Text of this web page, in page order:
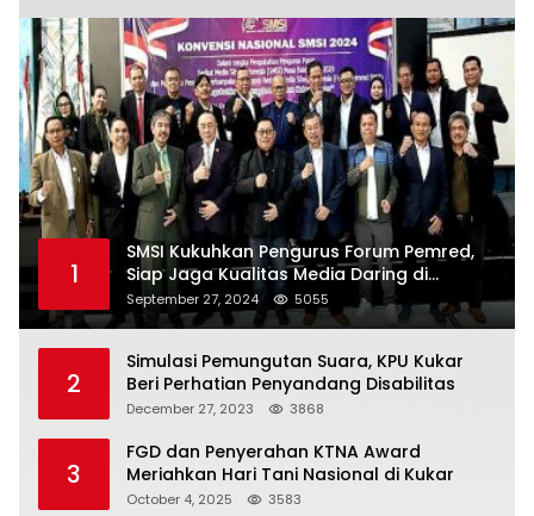
1
SMSI Kukuhkan Pengurus Forum Pemred,
Siap Jaga Kualitas Media Daring di
Indonesia
September 27, 2024 5055
2
Simulasi Pemungutan Suara, KPU Kukar
Beri Perhatian Penyandang Disabilitas
December 27, 2023 3868
3
FGD dan Penyerahan KTNA Award
Meriahkan Hari Tani Nasional di Kukar
October 4, 2025 3583